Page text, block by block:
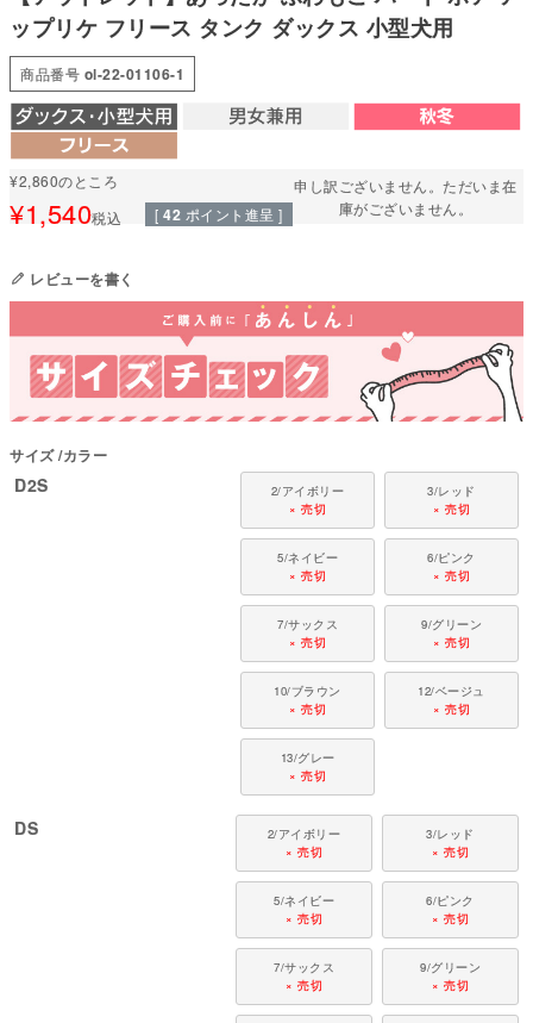
色展開の定番フリースタンク。
1枚での着用はもちらん、インナー付パンツやスカート、重ね着つなぎなど
と組み合わせたりも良し。
何とでも合わせやすいこれからの季節にマッチした1枚です。
動きやすく、締めつけのない着用感を保つために伸縮性にこだわった素材を
選んでいます。
伸縮性も良く、自由な動きを妨げない快適な着心地。お腹周りは、ゴム使用
で体にとフィットします。男の子も女の子も、フィットできるよう考慮した
お腹周りでおしっこうんちも汚れず快適。
●本体：アンチピリングフリース(ポリエステル100%)
●部分使い：20スパンテレコ(綿95%・ポリウレタン5%)
●パッチ部分：珊瑚フリース(ポリエステル100％)
●日本製：MADE IN JAPAN
●伸縮性(5段階)：3
●厚さ(5段階)：4
●お洗濯について：手洗い又は、洗濯ネットを使用。アイロンは、当て布を
態で洗濯をしてください
国内の縫製工場と連携して、一つひとつ丁寧に仕上げています。心地よい着
カニンヘン・ミニチュアダックス、ダックスフンド、シーズー、チワワ、パ
ピヨン、ポメラニアン、マルチーズ、トイプードル、ミニチュアシュナウザ
ップリケ フリース タンク ダックス 小型犬用
商品番号 ol-22-01106-1
¥2,860のところ
¥1,540税込 [ 42 ポイント進呈 ]
申し訳ございません。ただいま在
庫がございません。
レビューを書く
サイズ カラー
D2S
2/アイボリー
× 売切
3/レッド
× 売切
5/ネイビー
× 売切
6/ピンク
× 売切
7/サックス
× 売切
9/グリーン
× 売切
10/ブラウン
× 売切
12/ベージュ
× 売切
13/グレー
× 売切
DS
2/アイボリー
× 売切
3/レッド
× 売切
5/ネイビー
× 売切
6/ピンク
× 売切
7/サックス
× 売切
9/グリーン
× 売切